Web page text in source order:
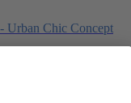
Urban Chic Concept